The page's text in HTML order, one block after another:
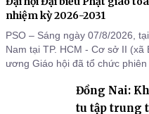
nhiệm kỳ 2026-2031
PSO – Sáng ngày 07/8/2026,
Nam tại TP. HCM - Cơ sở II (xã
ương Giáo hội đã tổ chức
giáo toàn quốc lần thứ X,
Đồng Nai:
tu tập trung